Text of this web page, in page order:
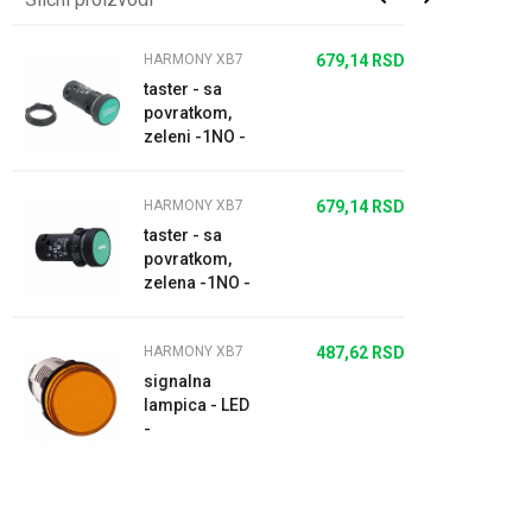
HARMONY XB7
taster - sa
povratkom,
zeleni -1NO -
679,14 RSD
HARMONY XB7
taster - sa
povratkom,
zelena -1NO -
679,14 RSD
HARMONY XB7
signalna
lampica - LED
-
487,62 RSD